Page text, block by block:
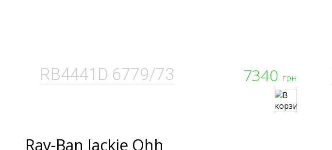
7340 грн
RB4441D 6779/73
Ray-Ban Jackie Ohh